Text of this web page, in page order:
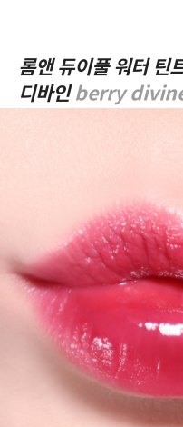
롬앤 듀이풀 워터 틴
디바인 berry